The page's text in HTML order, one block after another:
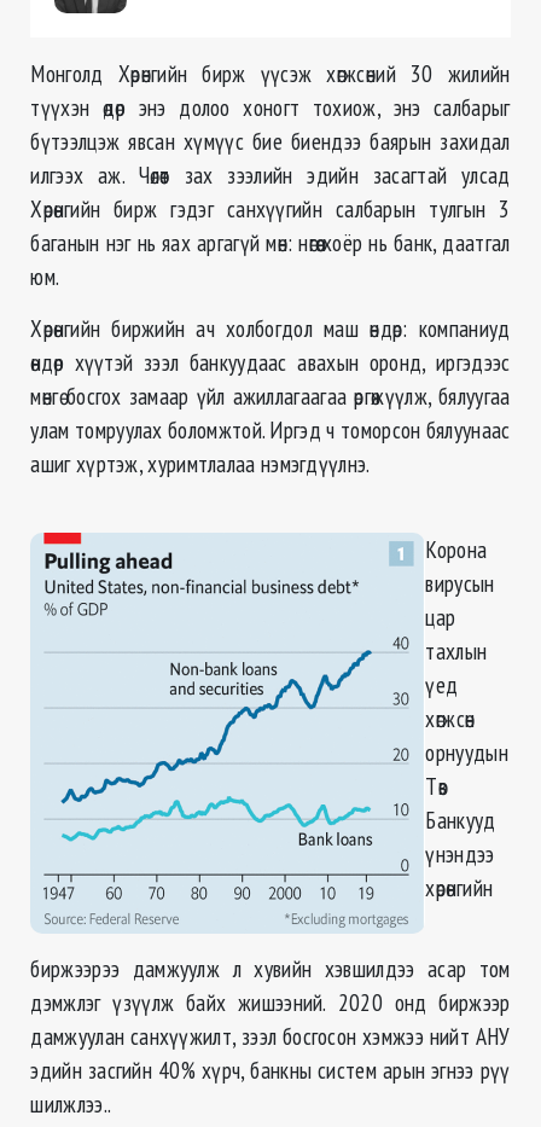
Монголд Хөрөнгийн бирж үүсэж хөгжсөний 30 жилийн
түүхэн өдөр энэ долоо хоногт тохиож, энэ салбарыг
бүтээлцэж явсан хүмүүс бие биендээ баярын захидал
илгээх аж. Чөлөөт зах зээлийн эдийн засагтай улсад
Хөрөнгийн бирж гэдэг санхүүгийн салбарын тулгын 3
баганын нэг нь яах аргагүй мөн: нөгөө хоёр нь банк, даатгал
юм.
Хөрөнгийн биржийн ач холбогдол маш өндөр: компаниуд
өндөр хүүтэй зээл банкуудаас авахын оронд, иргэдээс
мөнгө босгох замаар үйл ажиллагаагаа өргөжүүлж, бялуугаа
улам томруулах боломжтой. Иргэд ч томорсон бялуунаас
ашиг хүртэж, хуримтлалаа нэмэгдүүлнэ.
Корона
вирусын
цар
тахлын
үед
хөгжсөн
орнуудын
Төв
Банкууд
үнэндээ
хөрөнгийн
биржээрээ дамжуулж л хувийн хэвшилдээ асар том
дэмжлэг үзүүлж байх жишээний. 2020 онд биржээр
дамжуулан санхүүжилт, зээл босгосон хэмжээ нийт АНУ
эдийн засгийн 40% хүрч, банкны систем арын эгнээ рүү
шилжлээ..